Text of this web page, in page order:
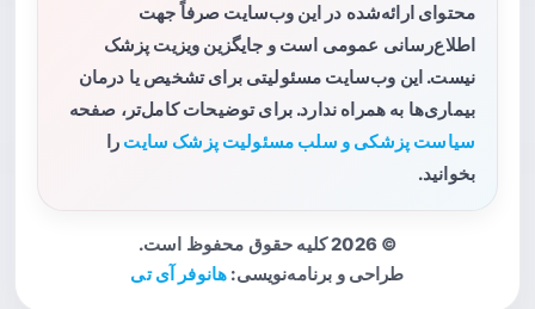
محتوای ارائه‌شده در این وب‌سایت صرفاً جهت
اطلاع‌رسانی عمومی است و جایگزین ویزیت پزشک
نیست. این وب‌سایت مسئولیتی برای تشخیص یا درمان
بیماری‌ها به همراه ندارد. برای توضیحات کامل‌تر، صفحه
سیاست پزشکی و سلب مسئولیت پزشک سایت را
بخوانید.
© 2026 کلیه حقوق محفوظ است.
طراحی و برنامه‌نویسی: هانوفر آی تی